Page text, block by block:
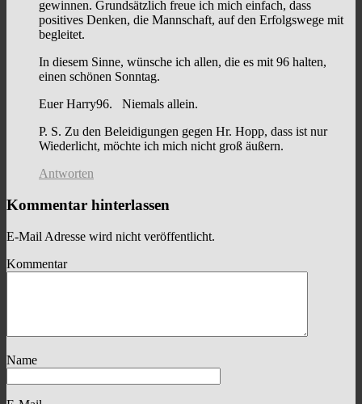
gewinnen. Grundsätzlich freue ich mich einfach, dass
positives Denken, die Mannschaft, auf den Erfolgswege mit
begleitet.
In diesem Sinne, wünsche ich allen, die es mit 96 halten,
einen schönen Sonntag.
Euer Harry96. Niemals allein.
P. S. Zu den Beleidigungen gegen Hr. Hopp, dass ist nur
Wiederlicht, möchte ich mich nicht groß äußern.
Antworten
Kommentar hinterlassen
E-Mail Adresse wird nicht veröffentlicht.
Kommentar
Name